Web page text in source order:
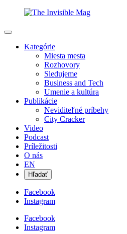
Kategórie
Miesta mesta
Rozhovory
Sledujeme
Business and Tech
Umenie a kultúra
Publikácie
Neviditeľné príbehy
City Cracker
Video
Podcast
Príležitosti
O nás
EN
Hľadať
Facebook
Instagram
Facebook
Instagram